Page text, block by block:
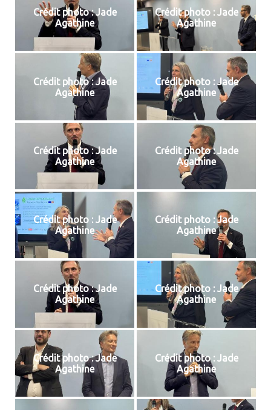
Crédit photo : Jade
Agathine
Crédit photo : Jade
Agathine
Crédit photo : Jade
Agathine
Crédit photo : Jade
Agathine
Crédit photo : Jade
Agathine
Crédit photo : Jade
Agathine
Crédit photo : Jade
Agathine
Crédit photo : Jade
Agathine
Crédit photo : Jade
Agathine
Crédit photo : Jade
Agathine
Crédit photo : Jade
Agathine
Crédit photo : Jade
Agathine